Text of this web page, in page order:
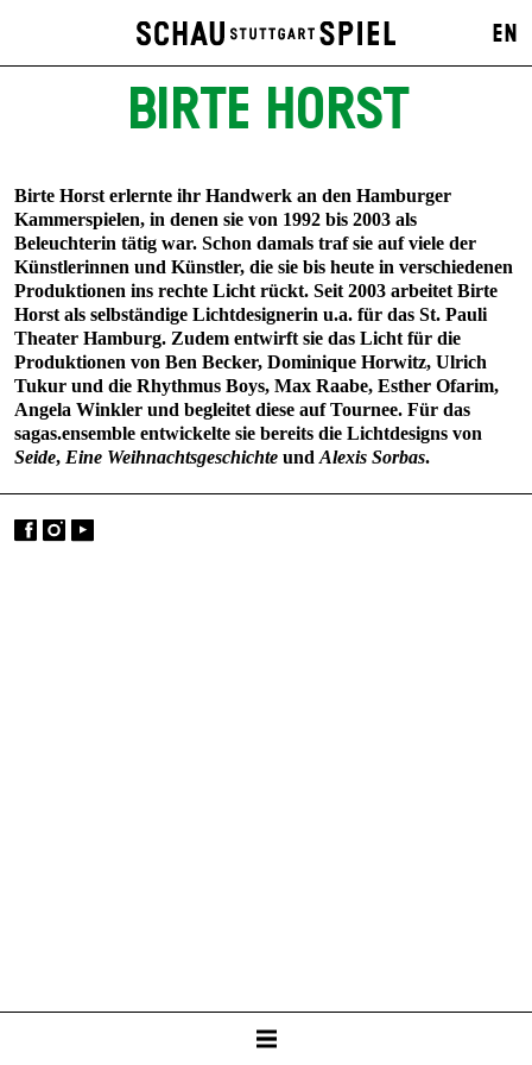
EN
BIRTE HORST
Birte Horst erlernte ihr Handwerk an den Hamburger
Kammerspielen, in denen sie von 1992 bis 2003 als
Beleuchterin tätig war. Schon damals traf sie auf viele der
Künstlerinnen und Künstler, die sie bis heute in verschiedenen
Produktionen ins rechte Licht rückt. Seit 2003 arbeitet Birte
Horst als selbständige Lichtdesignerin u.a. für das St. Pauli
Theater Hamburg. Zudem entwirft sie das Licht für die
Produktionen von Ben Becker, Dominique Horwitz, Ulrich
Tukur und die Rhythmus Boys, Max Raabe, Esther Ofarim,
Angela Winkler und begleitet diese auf Tournee. Für das
sagas.ensemble entwickelte sie bereits die Lichtdesigns von
Seide, Eine Weihnachtsgeschichte und Alexis Sorbas.